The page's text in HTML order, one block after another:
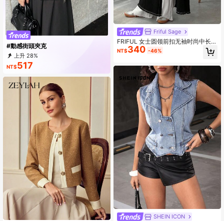
#動感街頭夾克
上升 28%
NT$517
Friful Sage
FRIFUL 女士圆领前扣无袖时尚中长款
牛仔夹克
NT$340 -46%
SHEIN ICON